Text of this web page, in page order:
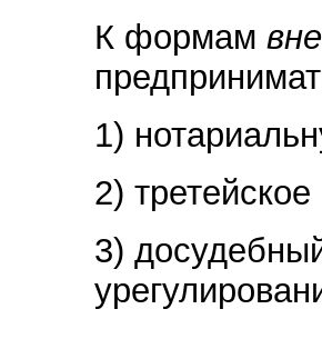
К формам
1)
2)
3)